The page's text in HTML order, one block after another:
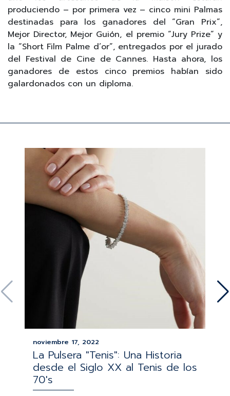
produciendo – por primera vez – cinco mini Palmas
destinadas para los ganadores del “Gran Prix”,
Mejor Director, Mejor Guión, el premio “Jury Prize” y
la “Short Film Palme d’or”, entregados por el jurado
del Festival de Cine de Cannes. Hasta ahora, los
ganadores de estos cinco premios habían sido
galardonados con un diploma.
noviembre 17, 2022
La Pulsera "Tenis": Una Historia
desde el Siglo XX al Tenis de los
70's